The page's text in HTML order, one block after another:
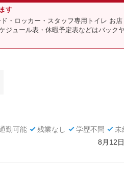
す
・ロッカー・スタッフ専用トイレ お店
ジュール表・休暇予定表などはバックヤ
勤可能 残業なし 学歴不問 未
8月12